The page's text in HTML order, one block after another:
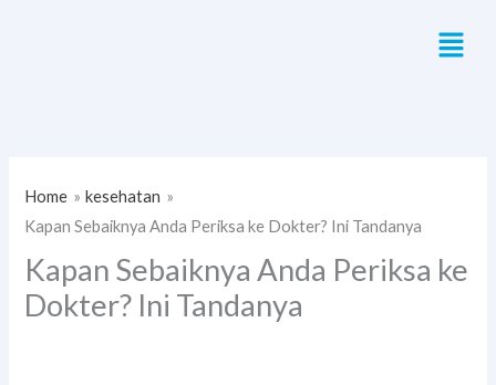
Menu
Home
kesehatan
Kapan Sebaiknya Anda Periksa ke Dokter? Ini Tandanya
Kapan Sebaiknya Anda Periksa ke
Dokter? Ini Tandanya